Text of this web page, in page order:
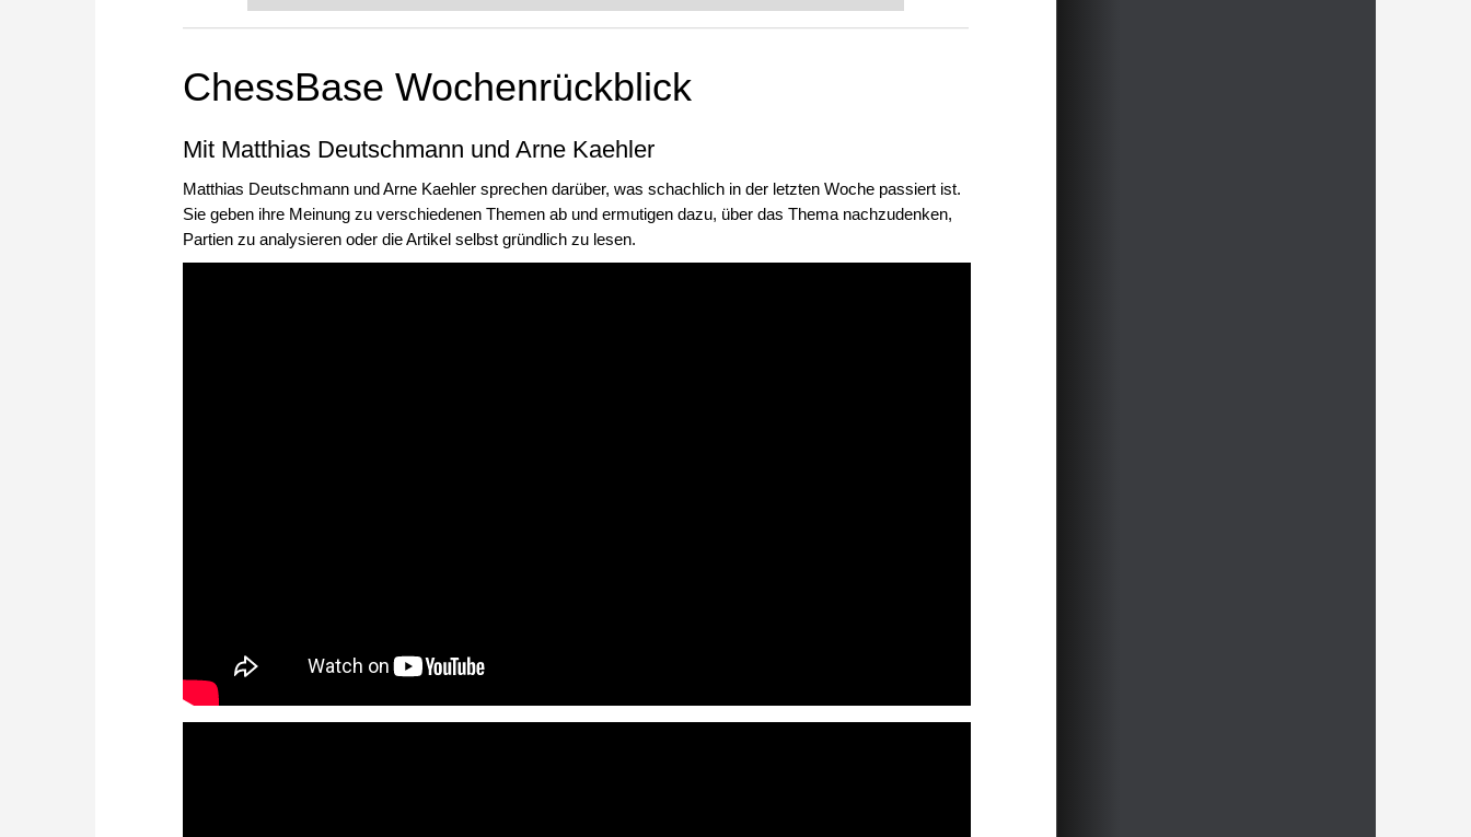
ChessBase Wochenrückblick
Mit Matthias Deutschmann und Arne Kaehler
Matthias Deutschmann und Arne Kaehler sprechen darüber, was schachlich in der letzten Woche passiert ist.
Sie geben ihre Meinung zu verschiedenen Themen ab und ermutigen dazu, über das Thema nachzudenken,
Partien zu analysieren oder die Artikel selbst gründlich zu lesen.